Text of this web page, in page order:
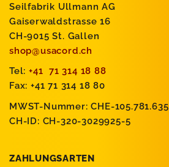
Seilfabrik Ullmann AG
Gaiserwaldstrasse 16
CH-9015 St. Gallen
shop@usacord.ch
Tel: +41 71 314 18 88
Fax: +41 71 314 18 80
MWST-Nummer: CHE-105.781.635
CH-ID: CH-320-3029925-5
ZAHLUNGSARTEN